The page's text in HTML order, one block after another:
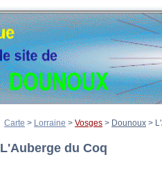
Carte > Lorraine > Vosges > Dounoux >
L'Auberge du Coq